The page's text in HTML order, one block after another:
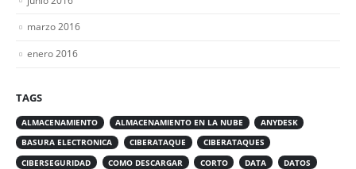
marzo 2016
enero 2016
TAGS
ALMACENAMIENTO ALMACENAMIENTO EN LA NUBE
ANYDESK
BASURA ELECTRONICA
CIBERATAQUE
CIBERATAQUES
CIBERSEGURIDAD
COMO DESCARGAR CORTO DATA
DATOS